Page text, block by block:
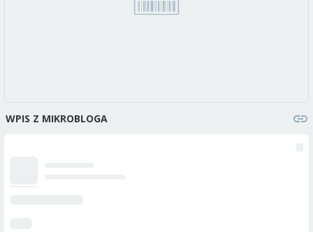
WPIS Z MIKROBLOGA